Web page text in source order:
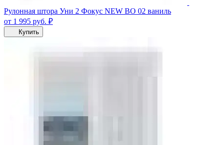
Рулонная штора Уни 2 Фокус NEW BO 02 ваниль
от 1 995 руб. ₽
Купить